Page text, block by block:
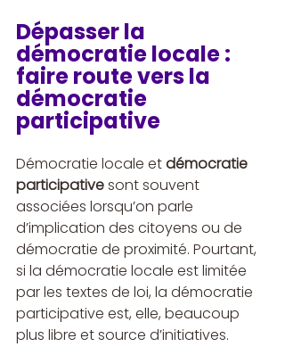
Dépasser la
démocratie locale :
faire route vers la
démocratie
participative
Démocratie locale et démocratie
participative sont souvent
associées lorsqu’on parle
d’implication des citoyens ou de
démocratie de proximité. Pourtant,
si la démocratie locale est limitée
par les textes de loi, la démocratie
participative est, elle, beaucoup
plus libre et source d’initiatives.